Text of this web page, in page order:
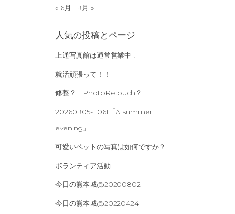
« 6月
8月 »
人気の投稿とページ
上通写真館は通常営業中 !
就活頑張って！！
修整？ PhotoRetouch？
20260805-L061「A summer
evening」
可愛いペットの写真は如何ですか？
ボランティア活動
今日の熊本城@20200802
今日の熊本城@20220424